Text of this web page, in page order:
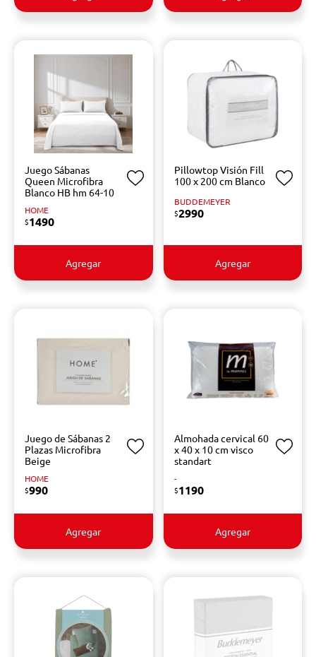
Juego Sábanas
Queen Microfibra
Blanco HB hm 64-10
HOME
$1490
Agregar
Pillowtop Visión Fill
100 x 200 cm Blanco
BUDDEMEYER
$2990
Agregar
Juego de Sábanas 2
Plazas Microfibra
Beige
HOME
$990
Agregar
Almohada cervical 60
x 40 x 10 cm visco
standart
-
$1190
Agregar